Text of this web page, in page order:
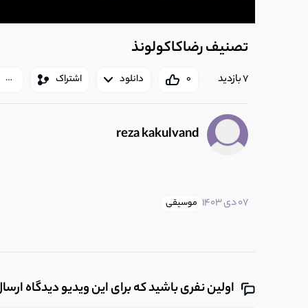
تصنیف رضاکاکولونذ
0 دانلود اشتراک 7 بازدید
reza kakulvand
07 دی 1403 موسیقی
اولین نفری باشید که برای این ویدیو دیدگاه